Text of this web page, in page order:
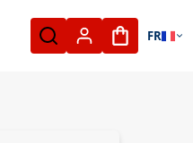
MonFR